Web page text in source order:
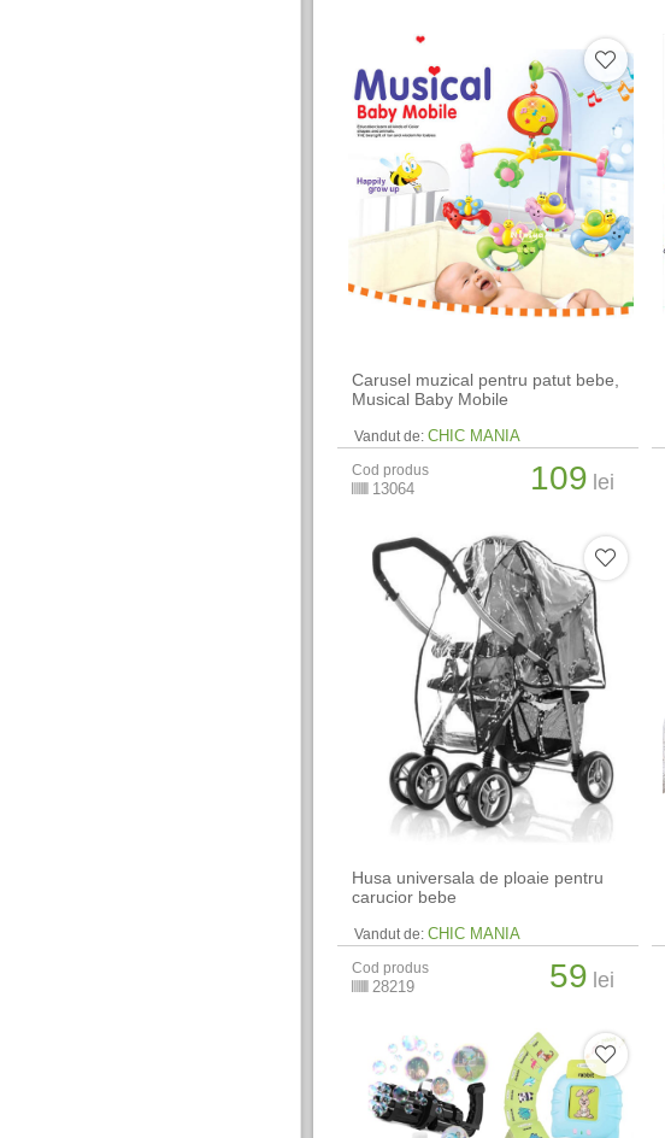
Carusel muzical pentru patut bebe,
Musical Baby Mobile
Vandut de: CHIC MANIA
Cod produs
13064 109 lei
Husa universala de ploaie pentru
carucior bebe
Vandut de: CHIC MANIA
Cod produs
28219 59 lei